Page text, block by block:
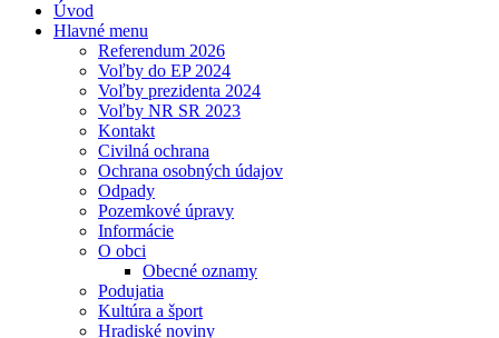
Úvod
Hlavné menu
Referendum 2026
Voľby do EP 2024
Voľby prezidenta 2024
Voľby NR SR 2023
Kontakt
Civilná ochrana
Ochrana osobných údajov
Odpady
Pozemkové úpravy
Informácie
O obci
Obecné oznamy
Podujatia
Kultúra a šport
Hradiské noviny